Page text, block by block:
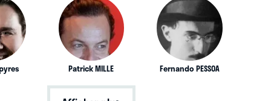
Patrick MILLE Fernando PESSOA